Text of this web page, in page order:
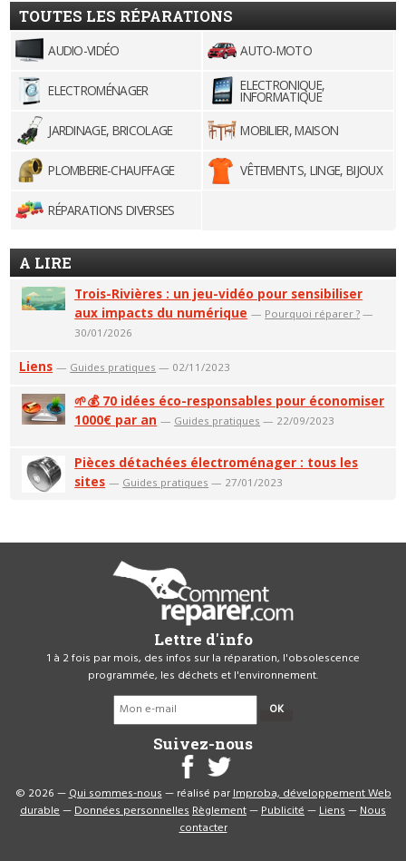
TOUTES LES RÉPARATIONS
AUDIO-VIDÉO AUTO-MOTO
ELECTROMÉNAGER ELECTRONIQUE,
INFORMATIQUE
JARDINAGE, BRICOLAGE
MOBILIER, MAISON
PLOMBERIE-CHAUFFAGE VÊTEMENTS, LINGE, BIJOUX
RÉPARATIONS DIVERSES
A LIRE
Trois-Rivières : un jeu-vidéo pour sensibiliser
aux impacts du numérique — Pourquoi réparer ? —
30/01/2026
Liens — Guides pratiques — 02/11/2023
🌱💰 70 idées éco-responsables pour économiser
1000€ par an — Guides pratiques — 22/09/2023
Pièces détachées électroménager : tous les
sites — Guides pratiques — 27/01/2023
Lettre d'info
1 à 2 fois par mois, des infos sur la réparation, l'obsolescence
programmée, les déchets et l'environnement.
OK
Suivez-nous
© 2026 —Qui sommes-nous— réalisé parImproba, développement Web
durable—Données personnellesRèglement—Publicité—Liens—Nous
contacter